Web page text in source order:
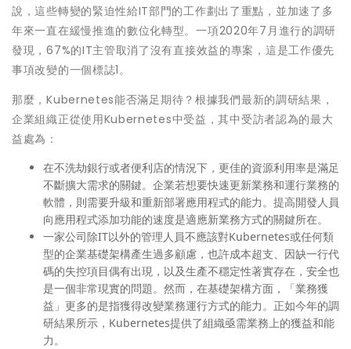
說，這些轉變的緊迫性給IT部門的工作劃出了重點，並加速了多
年來一直在緩慢推進的數位化轉型。一項2020年7月進行的調研
發現，67%的IT主管取消了沒有直接效益的專案，這是工作優先
事項改變的一個標誌1。
那麼，Kubernetes能否滿足期待？根據我們最新的調研結果，
企業組織正從使用Kubernetes中受益，其中受訪者認為的最大
益處為：
在不洗劫銀行或者便利店的情況下，更佳的資源利用率是滿足
不斷擴大需求的關鍵。企業若想要快速更新業務和運行業務的
軟體，則需要升級和重新部署應用程式的能力。提高開發人員
向應用程式添加功能的速度是適應新業務方式的關鍵所在。
一家公司除IT以外的管理人員不應該對Kubernetes或任何類
型的企業基礎架構產生過多顧慮，也許成本超支、因缺一行代
碼的失控項目偶有出現，以及生產不穩定性著實存在，安全也
是一個非常現實的問題。然而，在基礎架構方面，「業務獲
益」更多的是指獲得改變業務運行方式的能力。正如今年的調
研結果所示，Kubernetes提供了組織亟需業務上的獲益和能
力。